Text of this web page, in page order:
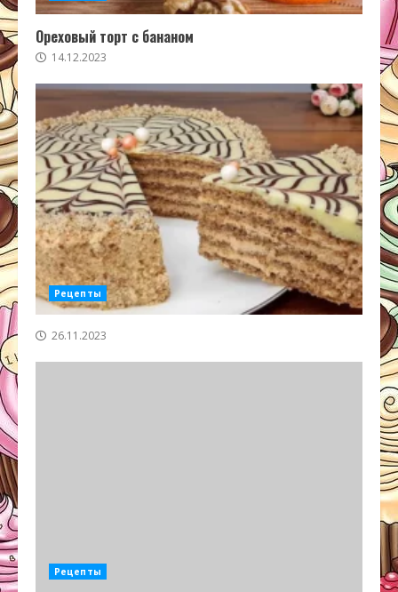
Ореховый торт с бананом
14.12.2023
Рецепты
26.11.2023
Рецепты